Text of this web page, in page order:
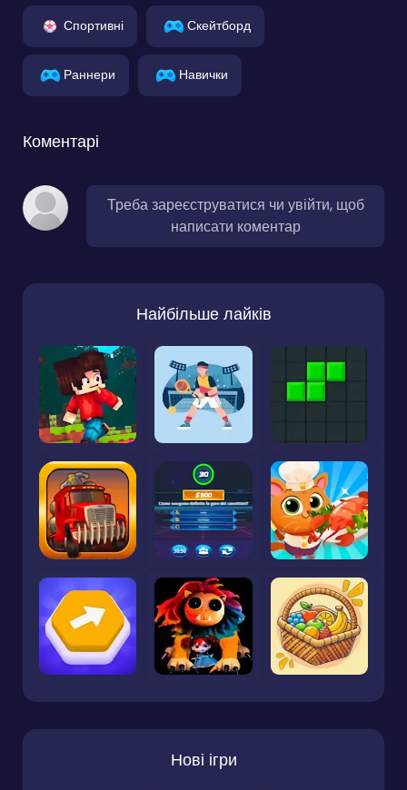
Спортивні Скейтборд
Раннери Навички
Коментарі
Треба зареєструватися чи увійти, щоб
написати коментар
Найбільше лайків
Нові ігри